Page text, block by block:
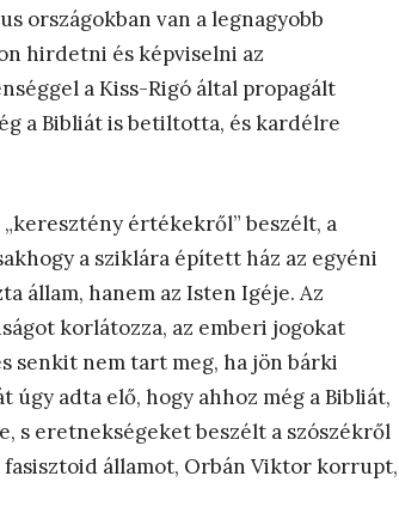
országokban van a legnagyobb
hirdetni és képviselni az
a Kiss-Rigó által propagált
a Bibliát is betiltotta, és kardélre
értékekről” beszélt, a
a sziklára épített ház az egyéni
állam, hanem az Isten Igéje. Az
korlátozza, az emberi jogokat
senkit nem tart meg, ha jön bárki
adta elő, hogy ahhoz még a Bibliát,
s eretnekségeket beszélt a szószékről
államot, Orbán Viktor korrupt,